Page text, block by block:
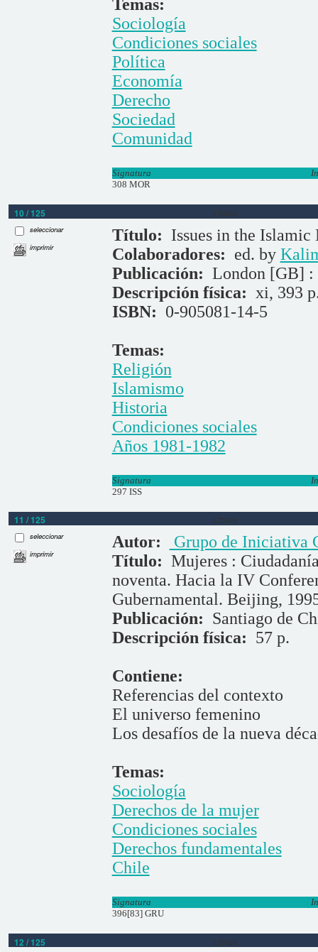
Temas:
Sociología
Condiciones sociales
Política
Economía
Derecho
Sociedad
Comunidad
Signatura
308 MOR
10 / 125 Libros
seleccionar
imprimir
Título: Issues in the Islamic
Colaboradores: ed. by
Publicación: London [GB] :
Descripción física: xi, 393
ISBN: 0-905081-14-5
Temas:
Religión
Islamismo
Historia
Condiciones sociales
Años 1981-1982
Signatura
297 ISS
11 / 125 Libros
seleccionar
imprimir
Autor:
Grupo de Iniciativa
Título: Mujeres :
noventa. Hacia la IV
Gubernamental. Beijing,
Publicación: Santiago de
Descripción física: 57 p.
Contiene:
Referencias del contexto
El universo femenino
Los desafíos de la nueva
Temas:
Sociología
Derechos de la mujer
Condiciones sociales
Derechos fundamentales
Chile
Signatura
396[83] GRU
12 / 125 Libros